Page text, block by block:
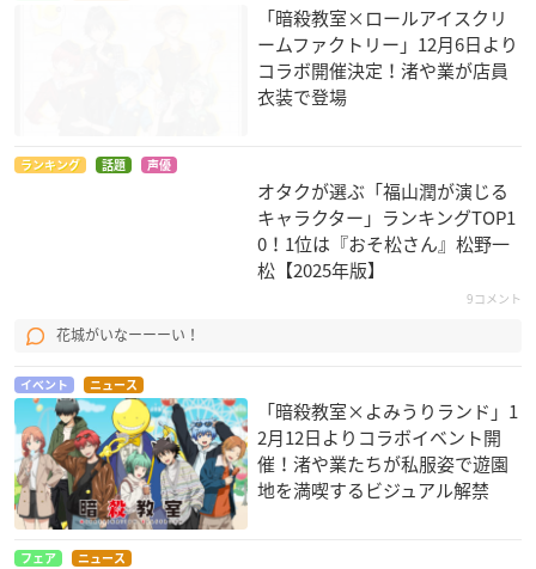
「暗殺教室×ロールアイスクリ
ームファクトリー」12月6日より
コラボ開催決定！渚や業が店員
衣装で登場
ランキング 話題 声優
オタクが選ぶ「福山潤が演じる
キャラクター」ランキングTOP1
0！1位は『おそ松さん』松野一
松【2025年版】
9コメント
花城がいなーーーい！
イベント ニュース
「暗殺教室×よみうりランド」1
2月12日よりコラボイベント開
催！渚や業たちが私服姿で遊園
地を満喫するビジュアル解禁
フェア ニュース